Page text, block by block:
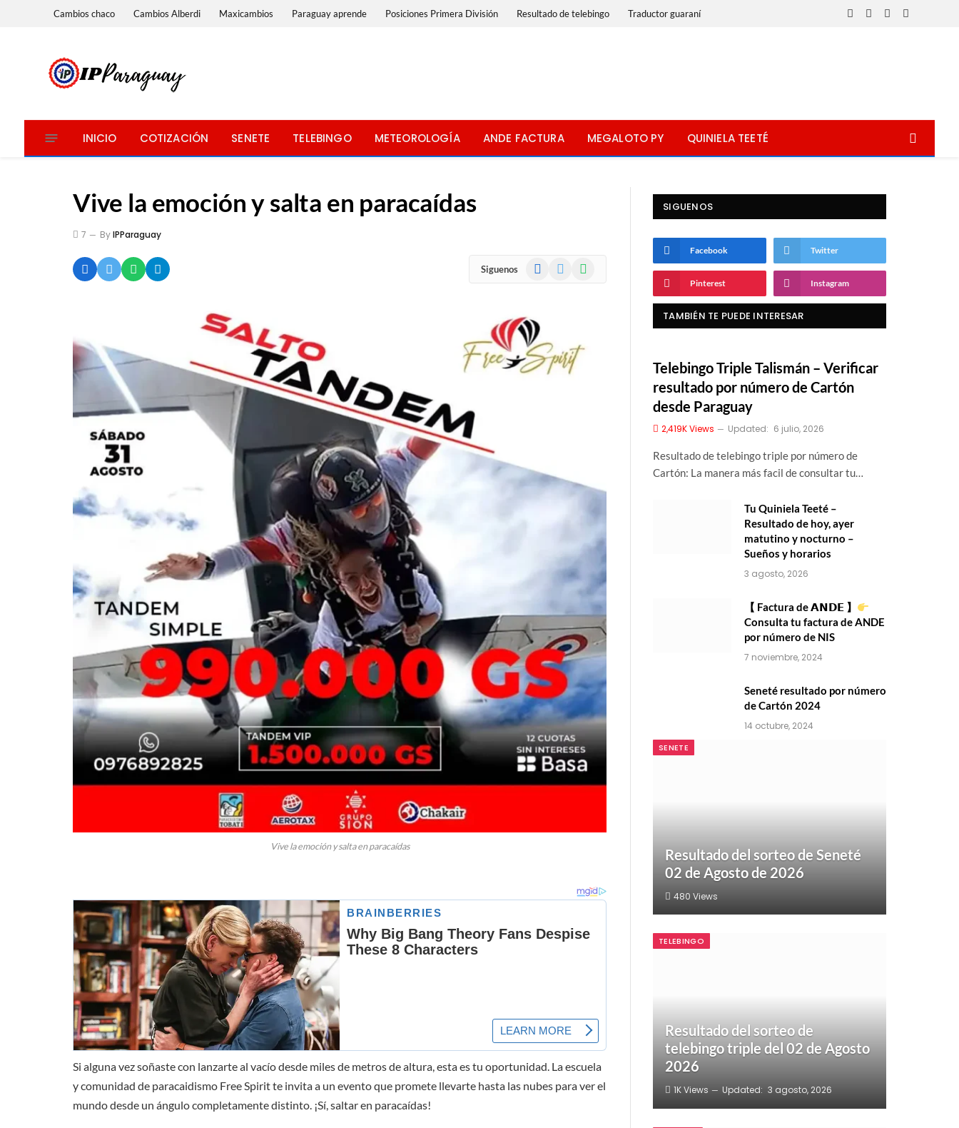
Cambios chaco Cambios Alberdi Maxicambios Paraguay aprende Posiciones Primera División Resultado de telebingo Traductor guaraní
Facebook
X
InstagramWhatsApp
INICIO COTIZACIÓN SENETE TELEBINGO METEOROLOGÍA ANDE FACTURA MEGALOTO PY QUINIELA TEETÉ
Vive la emoción y salta en paracaídas
7 ByIPParaguay
Siguenos Facebook WhatsApp
Vive la emoción y salta en paracaídas
Si alguna vez soñaste con lanzarte al vacío desde miles de metros de altura, esta es tu oportunidad. La escuela
y comunidad de paracaidismo Free Spirit te invita a un evento que promete llevarte hasta las nubes para ver el
mundo desde un ángulo completamente distinto. ¡Sí, saltar en paracaídas!
SIGUENOS
Facebook Twitter
Pinterest Instagram
TAMBIÉN TE PUEDE INTERESAR
Telebingo Triple Talismán – Verificar
resultado por número de Cartón
desde Paraguay
2,419KViews Updated: 6 julio, 2026
Resultado de telebingo triple por número de
Cartón: La manera más facil de consultar tu…
Tu Quiniela Teeté –
Resultado de hoy, ayer
matutino y nocturno –
Sueños y horarios
3 agosto, 2026
【 Factura de 𝗔𝗡𝗗𝗘 】
Consulta tu factura de ANDE
por número de NIS
7 noviembre, 2024
Seneté resultado por número
de Cartón 2024
14 octubre, 2024
SENETE
Resultado del sorteo de Seneté
02 de Agosto de 2026
480 Views
TELEBINGO
Resultado del sorteo de
telebingo triple del 02 de Agosto
2026
1KViews Updated: 3 agosto, 2026